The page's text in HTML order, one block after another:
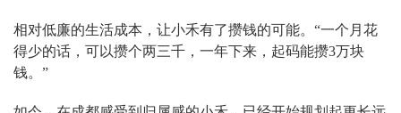
相对低廉的生活成本，让小禾有了攒钱的可能。“一个月花
得少的话，可以攒个两三千，一年下来，起码能攒3万块
钱。”